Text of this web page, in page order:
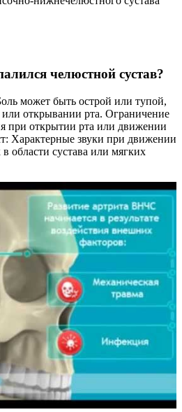
челюстной сустав?
может быть острой или тупой,
открывании рта. Ограничение
при открытии рта или движении
Характерные звуки при движении
области сустава или мягких